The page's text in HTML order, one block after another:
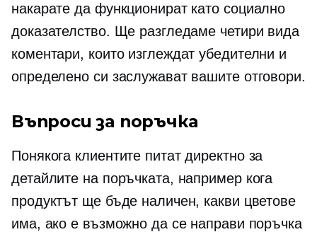
накарате да функционират като социално
доказателство. Ще разгледаме четири вида
коментари, които изглеждат убедителни и
определено си заслужават вашите отговори.
Въпроси за поръчка
Понякога клиентите питат директно за
детайлите на поръчката, например кога
продуктът ще бъде наличен, какви цветове
има, ако е възможно да се направи поръчка